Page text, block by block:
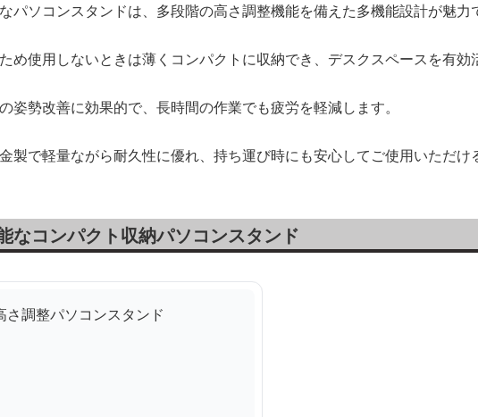
パソコンスタンドは、多段階の高さ調整機能を備えた多機能設計が魅力
め使用しないときは薄くコンパクトに収納でき、デスクスペースを有効
姿勢改善に効果的で、長時間の作業でも疲労を軽減します。
製で軽量ながら耐久性に優れ、持ち運び時にも安心してご使用いただけ
なコンパクト収納パソコンスタンド